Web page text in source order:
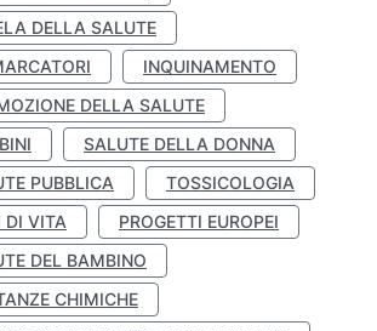
DELLA SALUTE
INQUINAMENTO
DELLA SALUTE
SALUTE DELLA DONNA
PUBBLICA
TOSSICOLOGIA
DI VITA
PROGETTI EUROPEI
DEL BAMBINO
CHIMICHE